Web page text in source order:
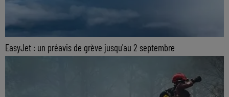
EasyJet : un préavis de grève jusqu'au 2 septembre